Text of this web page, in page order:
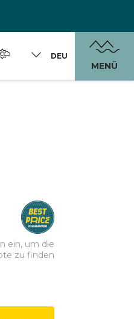
DEU
MENÜ
ein, um die
zu finden